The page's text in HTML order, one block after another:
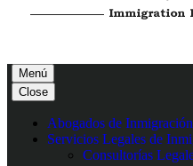
Menú
Close
Abogados de Inmigración
Servicios Legales de
Consultorías